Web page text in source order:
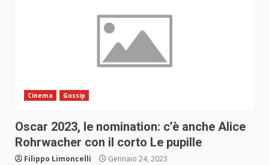
Cinema Gossip
Oscar 2023, le nomination: c’è anche Alice
Rohrwacher con il corto Le pupille
Filippo Limoncelli Gennaio 24, 2023